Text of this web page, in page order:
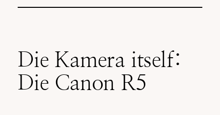
Die Kamera itself:
Die Canon R5